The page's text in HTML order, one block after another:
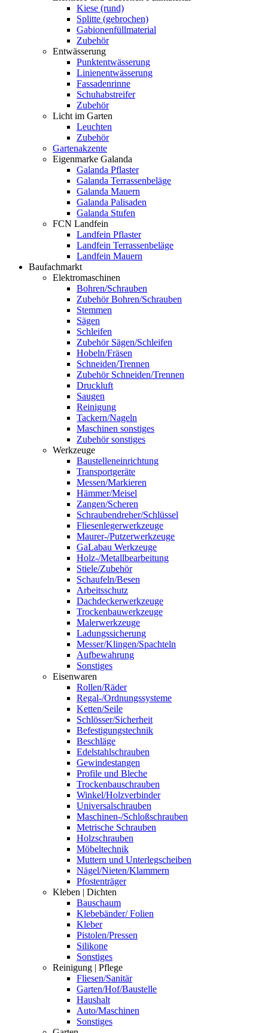
Kiese (rund)
Splitte (gebrochen)
Gabionenfüllmaterial
Zubehör
Entwässerung
Punktentwässerung
Linienentwässerung
Fassadenrinne
Schuhabstreifer
Zubehör
Licht im Garten
Leuchten
Zubehör
Gartenakzente
Eigenmarke Galanda
Galanda Pflaster
Galanda Terrassenbeläge
Galanda Mauern
Galanda Palisaden
Galanda Stufen
FCN Landfein
Landfein Pflaster
Landfein Terrassenbeläge
Landfein Mauern
Baufachmarkt
Elektromaschinen
Bohren/Schrauben
Zubehör Bohren/Schrauben
Stemmen
Sägen
Schleifen
Zubehör Sägen/Schleifen
Hobeln/Fräsen
Schneiden/Trennen
Zubehör Schneiden/Trennen
Druckluft
Saugen
Reinigung
Tackern/Nageln
Maschinen sonstiges
Zubehör sonstiges
Werkzeuge
Baustelleneinrichtung
Transportgeräte
Messen/Markieren
Hämmer/Meisel
Zangen/Scheren
Schraubendreher/Schlüssel
Fliesenlegerwerkzeuge
Maurer-/Putzerwerkzeuge
GaLabau Werkzeuge
Holz-/Metallbearbeitung
Stiele/Zubehör
Schaufeln/Besen
Arbeitsschutz
Dachdeckerwerkzeuge
Trockenbauwerkzeuge
Malerwerkzeuge
Ladungssicherung
Messer/Klingen/Spachteln
Aufbewahrung
Sonstiges
Eisenwaren
Rollen/Räder
Regal-/Ordnungssysteme
Ketten/Seile
Schlösser/Sicherheit
Befestigungstechnik
Beschläge
Edelstahlschrauben
Gewindestangen
Profile und Bleche
Trockenbauschrauben
Winkel/Holzverbinder
Universalschrauben
Maschinen-/Schloßschrauben
Metrische Schrauben
Holzschrauben
Möbeltechnik
Muttern und Unterlegscheiben
Nägel/Nieten/Klammern
Pfostenträger
Kleben | Dichten
Bauschaum
Klebebänder/ Folien
Kleber
Pistolen/Pressen
Silikone
Sonstiges
Reinigung | Pflege
Fliesen/Sanitär
Garten/Hof/Baustelle
Haushalt
Auto/Maschinen
Sonstiges